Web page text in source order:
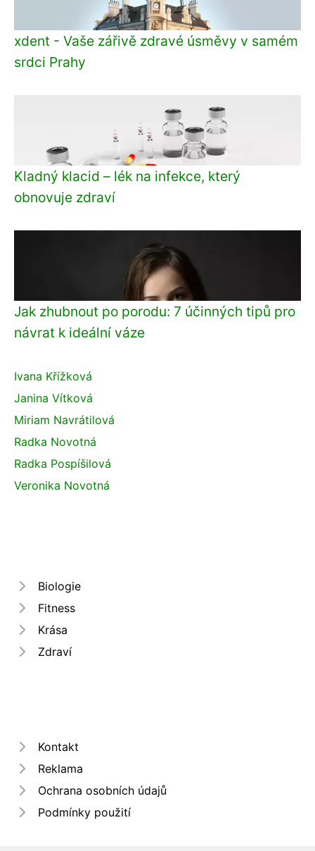
xdent - Vaše zářivě zdravé úsměvy v samém
srdci Prahy
Kladný klacid – lék na infekce, který
obnovuje zdraví
Jak zhubnout po porodu: 7 účinných tipů pro
návrat k ideální váze
Ivana Křížková
Janina Vítková
Miriam Navrátilová
Radka Novotná
Radka Pospíšilová
Veronika Novotná
Biologie
Fitness
Krása
Zdraví
Kontakt
Reklama
Ochrana osobních údajů
Podmínky použití